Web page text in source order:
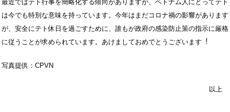
最近ではテト行事を簡略化する傾向がありますが、ベトナム人にとってテト
は今でも特別な意味を持っています。今年はまだコロナ禍の影響があります
が、安全にテト休⽇を過ごすために、誰もが政府の感染防⽌策の指示に厳格
に従うことが求められています。あけましておめでとうございます︕
写真提供：CPVN
以上